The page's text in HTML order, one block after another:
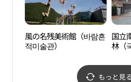
風の名残美術館（바람흔
적미술관）
国立
林（
もっと見る